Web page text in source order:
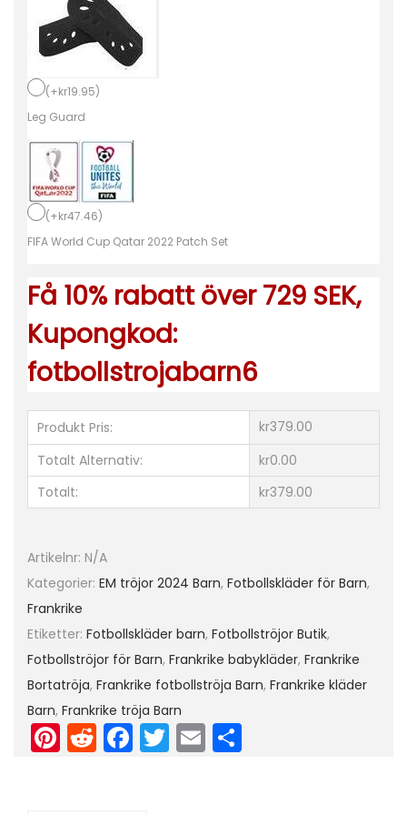
i
l
b
a
b
F
r
a
k
i
k
B
o
r
t
ö
a
M
2
0
(+kr19.95)
Leg Guard
(+kr47.46)
FIFA World Cup Qatar 2022 Patch Set
Få 10% rabatt över 729 SEK,
Kupongkod:
fotbollstrojabarn6
Produkt Pris:
kr379.00
Totalt Alternativ:
kr0.00
Totalt:
kr379.00
Artikelnr: N/A
Kategorier: EM tröjor 2024 Barn, Fotbollskläder för Barn,
Frankrike
Etiketter: Fotbollskläder barn, Fotbollströjor Butik,
Fotbollströjor för Barn, Frankrike babykläder, Frankrike
Bortatröja, Frankrike fotbollströja Barn, Frankrike kläder
Barn, Frankrike tröja Barn
Pi
nt
R
e
F
a
T
w
E
m